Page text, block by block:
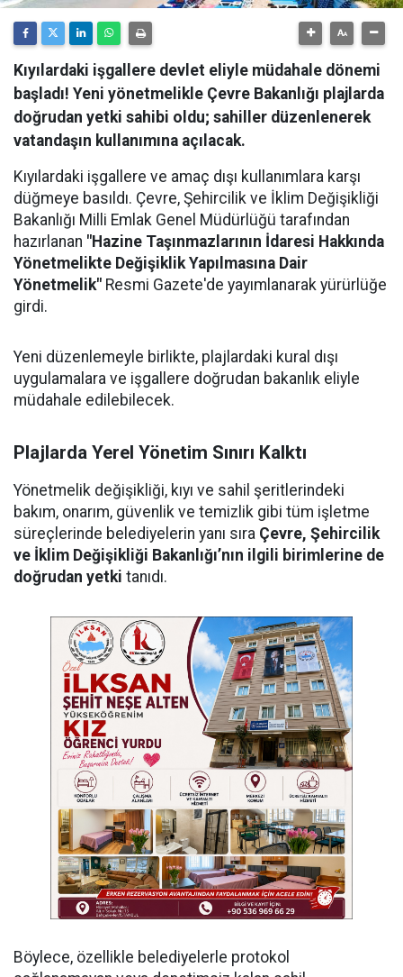
Kıyılardaki işgallere devlet eliyle müdahale dönemi
başladı! Yeni yönetmelikle Çevre Bakanlığı plajlarda
doğrudan yetki sahibi oldu; sahiller düzenlenerek
vatandaşın kullanımına açılacak.
Kıyılardaki işgallere ve amaç dışı kullanımlara karşı
düğmeye basıldı. Çevre, Şehircilik ve İklim Değişikliği
Bakanlığı Milli Emlak Genel Müdürlüğü tarafından
hazırlanan "Hazine Taşınmazlarının İdaresi Hakkında
Yönetmelikte Değişiklik Yapılmasına Dair
Yönetmelik" Resmi Gazete'de yayımlanarak yürürlüğe
girdi.
Yeni düzenlemeyle birlikte, plajlardaki kural dışı
uygulamalara ve işgallere doğrudan bakanlık eliyle
müdahale edilebilecek.
Plajlarda Yerel Yönetim Sınırı Kalktı
Yönetmelik değişikliği, kıyı ve sahil şeritlerindeki
bakım, onarım, güvenlik ve temizlik gibi tüm işletme
süreçlerinde belediyelerin yanı sıra Çevre, Şehircilik
ve İklim Değişikliği Bakanlığı’nın ilgili birimlerine de
doğrudan yetki tanıdı.
Böylece, özellikle belediyelerle protokol